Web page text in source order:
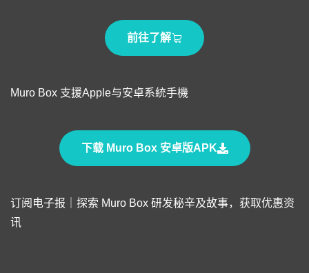
前往了解
Muro Box 支援Apple与安卓系統手機
下载 Muro Box 安卓版APK
订阅电子报｜探索 Muro Box 研发秘辛及故事，获取优惠资
讯